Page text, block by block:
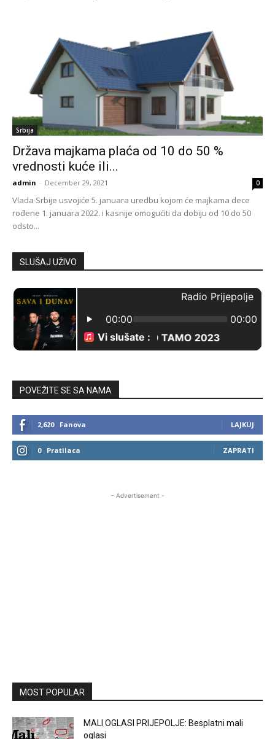
Srbija
Država majkama plaća od 10 do 50 %
vrednosti kuće ili...
admin - December 29, 2021 0
Vlada Srbije usvojiće 5. januara uredbu kojom će majkama dece
rođene 1. januara 2022. i kasnije omogućiti da dobiju od 10 do 50
odsto...
SLUŠAJ UŽIVO
POVEŽITE SE SA NAMA
2,620 Fanova LAJKUJ
0 Pratilaca ZAPRATI
- Advertisement -
MOST POPULAR
MALI OGLASI PRIJEPOLJE: Besplatni mali
oglasi